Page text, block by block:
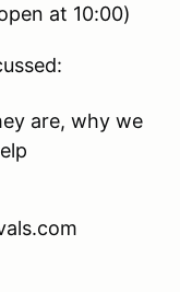
at 10:00)
are, why we